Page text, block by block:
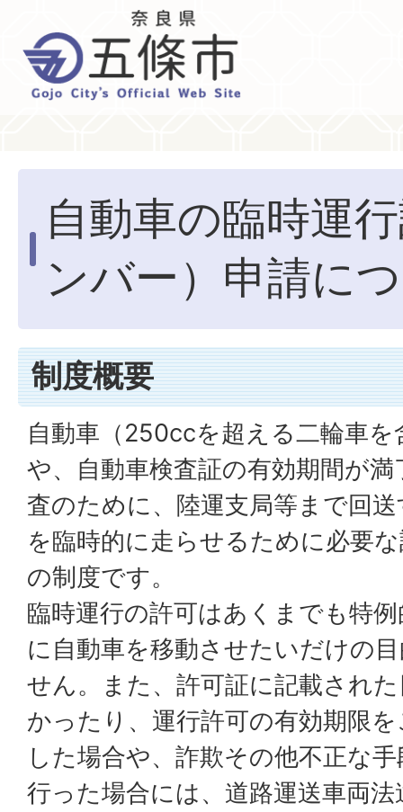
自動車の臨時運
ンバー）申請に
制度概要
自動車（250ccを超える二輪車を
や、自動車検査証の有効期間が
査のために、陸運支局等まで回
を臨時的に走らせるために必要
の制度です。
臨時運行の許可はあくまでも特
に自動車を移動させたいだけの
せん。また、許可証に記載され
かったり、運行許可の有効期限
した場合や、詐欺その他不正な
行った場合には、道路運送車両